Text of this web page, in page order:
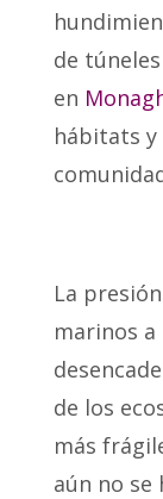
de
en
hábitats
La
marinos a
de los
más
aún no se